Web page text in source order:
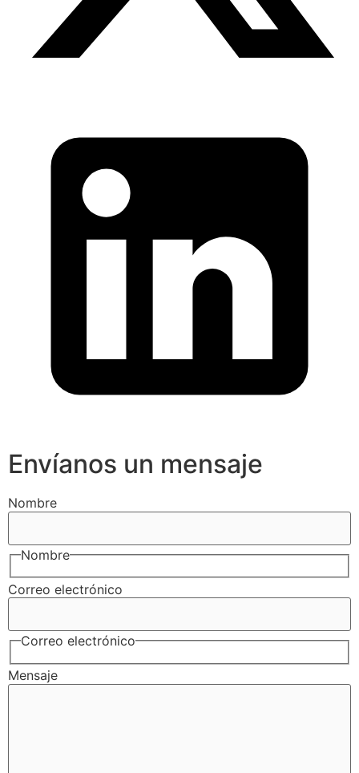
Envíanos un mensaje
Nombre
Nombre
Correo electrónico
Correo electrónico
Mensaje